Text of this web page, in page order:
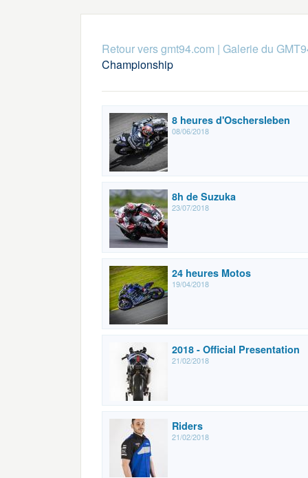
Retour vers gmt94.com | Galerie du
Championship
8 heures d'Oschersleben
08/06/2018
8h de Suzuka
23/07/2018
24 heures Motos
19/04/2018
2018 - Official Presentation
21/02/2018
Riders
21/02/2018